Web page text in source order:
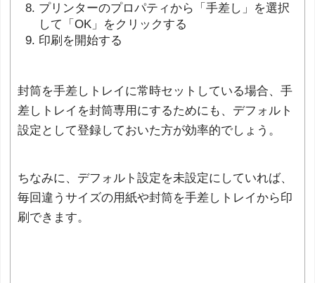
プリンターのプロパティから「手差し」を選択
して「OK」をクリックする
印刷を開始する
封筒を手差しトレイに常時セットしている場合、手
差しトレイを封筒専用にするためにも、デフォルト
設定として登録しておいた方が効率的でしょう。
ちなみに、デフォルト設定を未設定にしていれば、
毎回違うサイズの用紙や封筒を手差しトレイから印
刷できます。